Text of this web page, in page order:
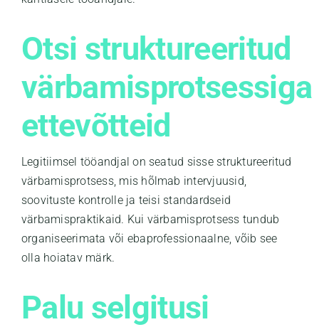
Otsi struktureeritud
värbamisprotsessiga
ettevõtteid
Legitiimsel tööandjal on seatud sisse struktureeritud
värbamisprotsess, mis hõlmab intervjuusid,
soovituste kontrolle ja teisi standardseid
värbamispraktikaid. Kui värbamisprotsess tundub
organiseerimata või ebaprofessionaalne, võib see
olla hoiatav märk.
Palu selgitusi